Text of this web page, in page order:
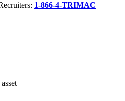
1-866-4-TRIMAC